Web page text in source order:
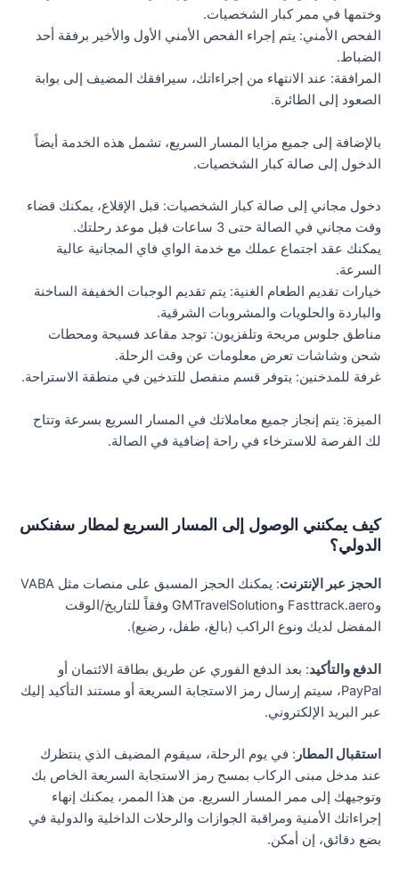
وختمها في ممر كبار الشخصيات.
الفحص الأمني: يتم إجراء الفحص الأمني الأول والأخير برفقة أحد
الضباط.
المرافقة: عند الانتهاء من إجراءاتك، سيرافقك المضيف إلى بوابة
الصعود إلى الطائرة.
بالإضافة إلى جميع مزايا المسار السريع، تشمل هذه الخدمة أيضاً
الدخول إلى صالة كبار الشخصيات.
دخول مجاني إلى صالة كبار الشخصيات: قبل الإقلاع، يمكنك قضاء
وقت مجاني في الصالة حتى 3 ساعات قبل موعد رحلتك.
يمكنك عقد اجتماع عملك مع خدمة الواي فاي المجانية عالية
السرعة.
خيارات تقديم الطعام الغنية: يتم تقديم الوجبات الخفيفة الساخنة
والباردة والحلويات والمشروبات الشرقية.
مناطق جلوس مريحة وتلفزيون: توجد مقاعد فسيحة ومحطات
شحن وشاشات تعرض معلومات عن وقت الرحلة.
غرفة للمدخنين: يتوفر قسم منفصل للتدخين في منطقة الاستراحة.
الميزة: يتم إنجاز جميع معاملاتك في المسار السريع بسرعة وتتاح
لك الفرصة للاسترخاء في راحة إضافية في الصالة.
كيف يمكنني الوصول إلى المسار السريع لمطار سفنكس
الدولي؟
الحجز عبر الإنترنت
: يمكنك الحجز المسبق على منصات مثل VABA
وFasttrack.aero وGMTravelSolution وفقاً للتاريخ/الوقت
المفضل لديك ونوع الراكب (بالغ، طفل، رضيع).
الدفع والتأكيد: بعد الدفع الفوري عن طريق بطاقة الائتمان أو
PayPal، سيتم إرسال رمز الاستجابة السريعة أو مستند التأكيد إليك
عبر البريد الإلكتروني.
استقبال المطار : في يوم الرحلة، سيقوم المضيف الذي ينتظرك
عند مدخل مبنى الركاب بمسح رمز الاستجابة السريعة الخاص بك
وتوجيهك إلى ممر المسار السريع. من هذا الممر، يمكنك إنهاء
إجراءاتك الأمنية ومراقبة الجوازات والرحلات الداخلية والدولية في
بضع دقائق، إن أمكن.